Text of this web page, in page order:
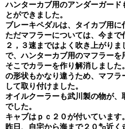
ハンターカブ用のアンダーガー
とができました。
ブレーキペダルは、タイカブ用に
ただマフラーについては、今ま
２，３速まではよく吹き上がり
で、ハンターカブ用のマフラー
そこでカラーを作り解消しまし
の形状もかなり違うため、マフ
して取り付けました。
オイルクーラーも武川製の物が
でした。
キャブはｐｃ２０が付いていま
昨日、自宅から海まで２０㌔近く